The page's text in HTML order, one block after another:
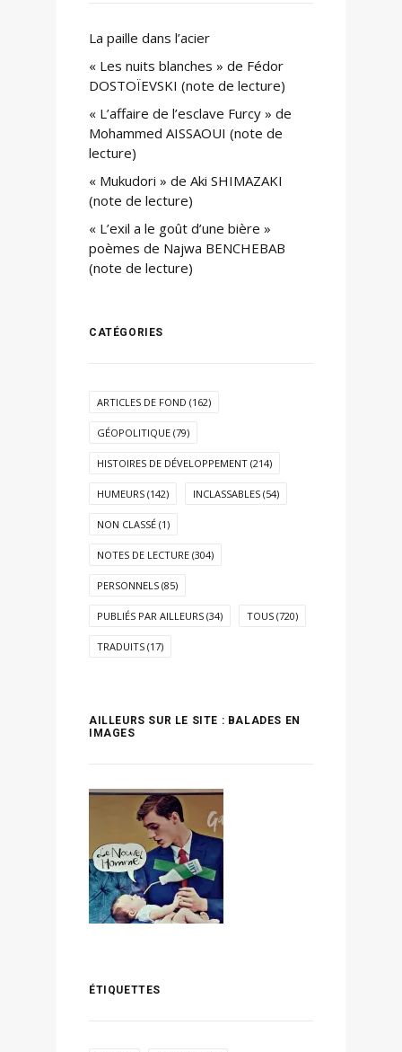
La paille dans l’acier
« Les nuits blanches » de Fédor
DOSTOÏEVSKI (note de lecture)
« L’affaire de l’esclave Furcy » de
Mohammed AISSAOUI (note de
lecture)
« Mukudori » de Aki SHIMAZAKI
(note de lecture)
« L’exil a le goût d’une bière »
poèmes de Najwa BENCHEBAB
(note de lecture)
CATÉGORIES
ARTICLES DE FOND (162)
GÉOPOLITIQUE (79)
HISTOIRES DE DÉVELOPPEMENT (214)
HUMEURS (142) INCLASSABLES (54)
NON CLASSÉ (1)
NOTES DE LECTURE (304)
PERSONNELS (85)
PUBLIÉS PAR AILLEURS (34) TOUS (720)
TRADUITS (17)
AILLEURS SUR LE SITE : BALADES EN
IMAGES
ÉTIQUETTES